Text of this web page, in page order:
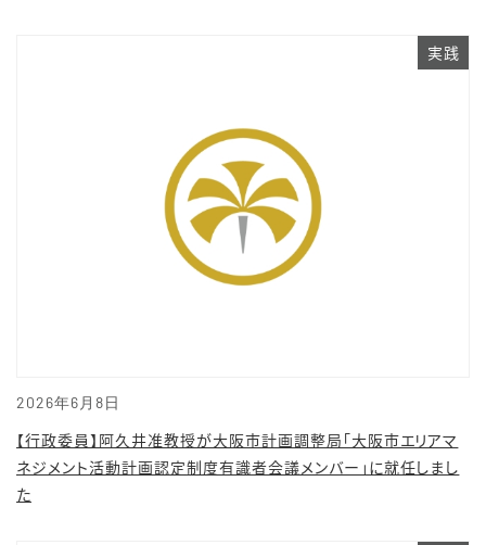
2026年6月8日
実践
【行政委員】阿久井准教授が大阪市計画調整局「大阪市エリアマ
ネジメント活動計画認定制度有識者会議メンバー」に就任しまし
た